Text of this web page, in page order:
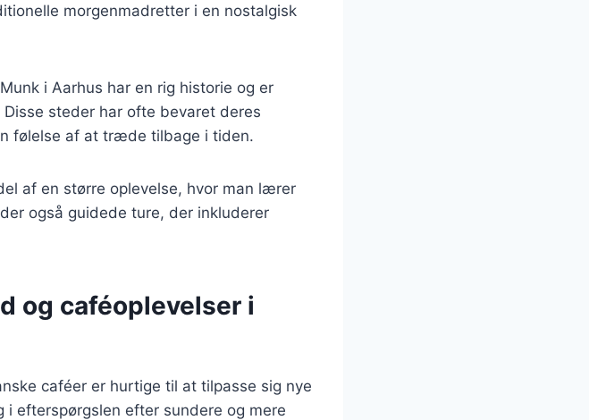
morgenmadretter i en nostalgisk
i Aarhus har en rig historie og er
steder har ofte bevaret deres
følelse af at træde tilbage i tiden.
af en større oplevelse, hvor man lærer
også guidede ture, der inkluderer
og caféoplevelser i
caféer er hurtige til at tilpasse sig nye
efterspørgslen efter sundere og mere